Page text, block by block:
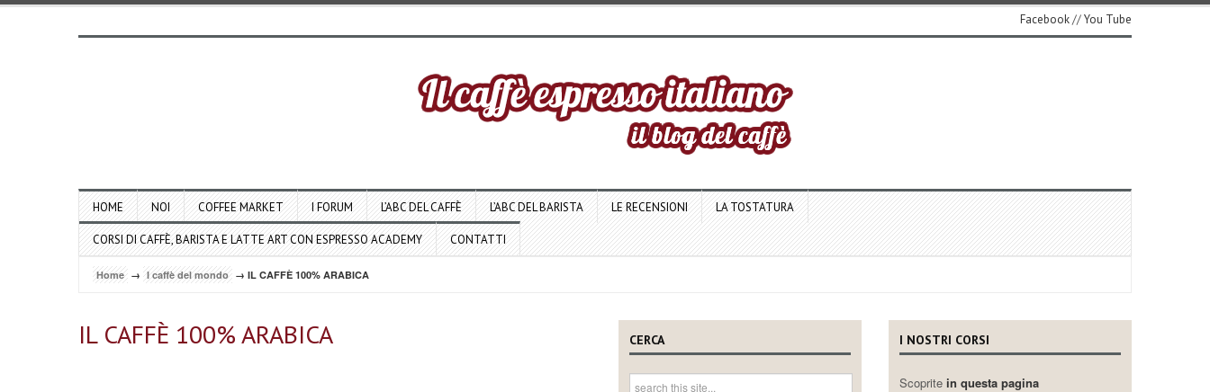
Facebook//You Tube
HOME NOI COFFEE MARKET I FORUM L’ABC DEL CAFFÈ L’ABC DEL BARISTA LE RECENSIONI LA TOSTATURA
CORSI DI CAFFÈ, BARISTA E LATTE ART CON ESPRESSO ACADEMY CONTATTI
Home → I caffè del mondo → IL CAFFÈ 100% ARABICA
IL CAFFÈ 100% ARABICA CERCA I NOSTRI CORSI
Scoprite in questa pagina